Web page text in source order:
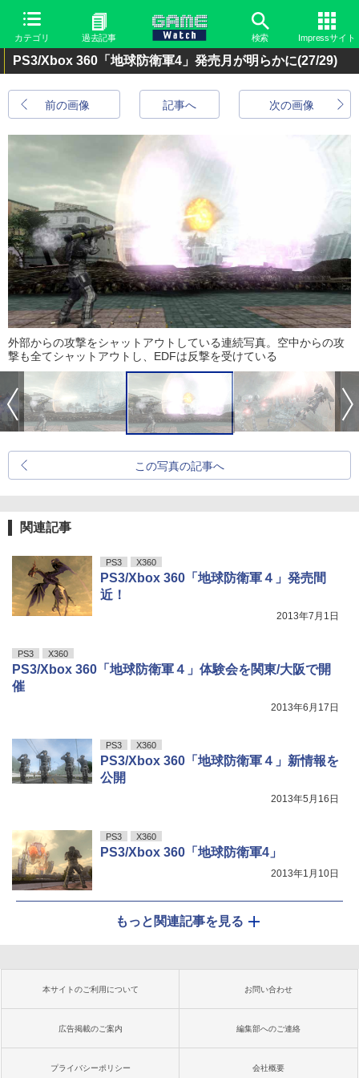
カテゴリ 過去記事 検索 Impressサイト
PS3/Xbox 360「地球防衛軍4」発売月が明らかに(27/29)
前の画像 次の画像
記事へ
外部からの攻撃をシャットアウトしている連続写真。空中からの攻
撃も全てシャットアウトし、EDFは反撃を受けている
この写真の記事へ
関連記事
PS3 X360
PS3/Xbox 360「地球防衛軍４」発売間
近！
2013年7月1日
PS3 X360
PS3/Xbox 360「地球防衛軍４」体験会を関東/大阪で開
催
2013年6月17日
PS3 X360
PS3/Xbox 360「地球防衛軍４」新情報を
公開
2013年5月16日
PS3 X360
PS3/Xbox 360「地球防衛軍4」
2013年1月10日
もっと関連記事を見る
本サイトのご利用について お問い合わせ
広告掲載のご案内 編集部へのご連絡
プライバシーポリシー 会社概要